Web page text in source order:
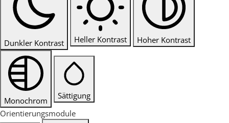
Dunkler Kontrast Heller Kontrast Hoher Kontrast
Monochrom
Sättigung
Orientierungsmodule